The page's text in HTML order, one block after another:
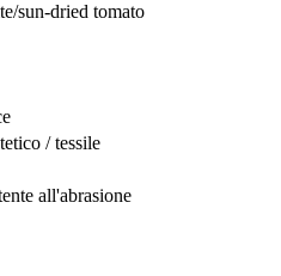
sun-dried tomato
/ tessile
all'abrasione